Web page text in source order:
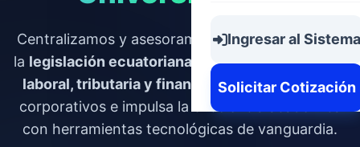
Ingresar al Sistema
Solicitar Cotización
Centralizamos y asesoramos para la práctica de
la legislación ecuatoriana y normativa contable,
laboral, tributaria y financiera. Reduce riesgos
corporativos e impulsa la excelencia académica
con herramientas tecnológicas de vanguardia.